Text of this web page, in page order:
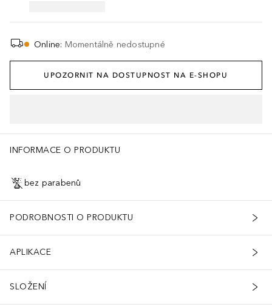
Online: Momentálně nedostupné
UPOZORNIT NA DOSTUPNOST NA E-SHOPU
INFORMACE O PRODUKTU
bez parabenů
PODROBNOSTI O PRODUKTU
APLIKACE
SLOŽENÍ